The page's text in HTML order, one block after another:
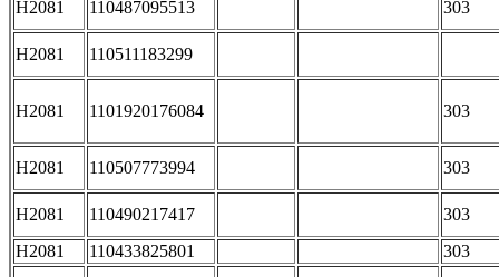
H2081 110487095513 303
H2081 110511183299
H2081 1101920176084 303
H2081 110507773994 303
H2081 110490217417
303
H2081
110433825801
303